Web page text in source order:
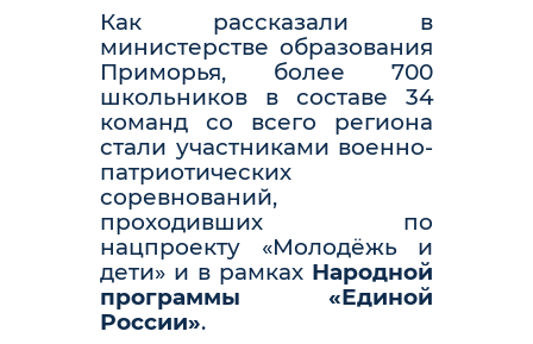
Как рассказали в
министерстве образования
Приморья, более 700
школьников в составе 34
команд со всего региона
стали участниками военно-
патриотических
соревнований,
проходивших по
нацпроекту «Молодёжь и
дети» и в рамках Народной
программы «Единой
России».